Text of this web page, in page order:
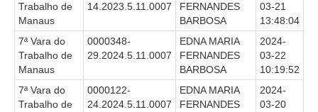
Trabalho de
Manaus
14.2023.5.11.0007
FERNANDES
BARBOSA
03-21
13:48:04
7ª Vara do
Trabalho de
Manaus
0000348-
29.2024.5.11.0007
EDNA MARIA
FERNANDES
BARBOSA
2024-
03-22
10:19:52
7ª Vara do
Trabalho de
0000122-
24.2024.5.11.0007
EDNA MARIA
FERNANDES
2024-
03-20